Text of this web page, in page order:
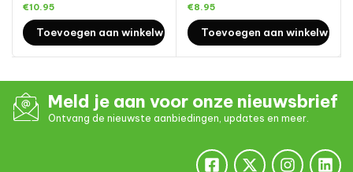
€10.95
Toevoegen aan winkelwagen
€8.95
Toevoegen aan
Meld je aan voor onze nieuwsbrief
Ontvang de nieuwste aanbiedingen, updates en meer.